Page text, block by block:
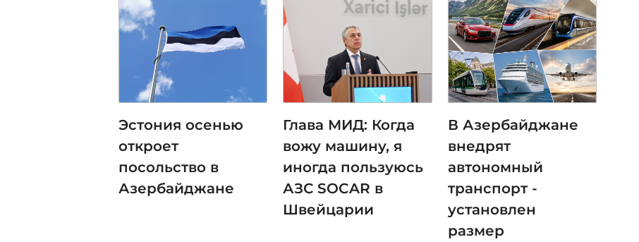
Эстония осенью
откроет
посольство в
Азербайджане
Глава МИД: Когда
вожу машину, я
иногда пользуюсь
АЗС SOCAR в
Швейцарии
В Азербайджане
внедрят
автономный
транспорт -
установлен
размер